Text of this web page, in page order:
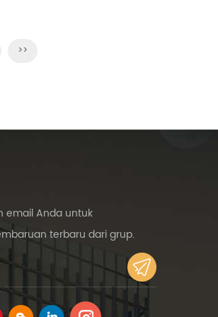
>>
email Anda untuk
terbaru dari grup.